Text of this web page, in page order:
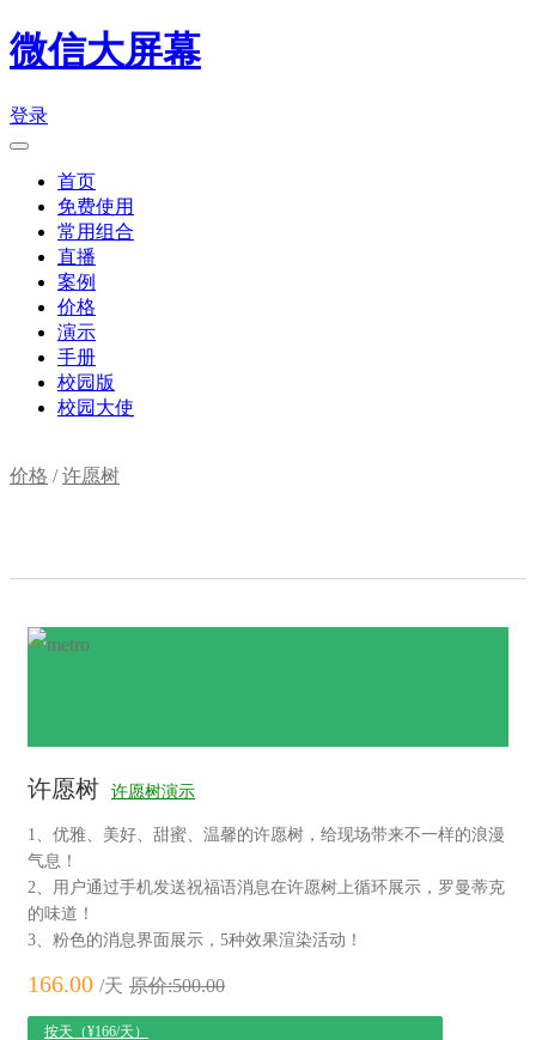
微信大屏幕
登录
首页
免费使用
常用组合
直播
案例
价格
演示
手册
校园版
校园大使
价格 /许愿树
许愿树 许愿树演示
1、优雅、美好、甜蜜、温馨的许愿树，给现场带来不一样的浪漫
气息！
2、用户通过手机发送祝福语消息在许愿树上循环展示，罗曼蒂克
的味道！
3、粉色的消息界面展示，5种效果渲染活动！
166.00 /天 原价:500.00
按天（¥166/天）